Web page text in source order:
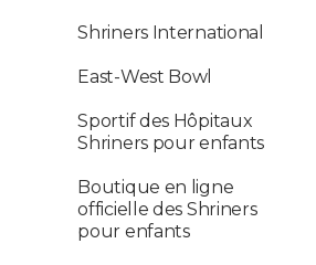
Shriners International
East-West Bowl
Sportif des Hôpitaux
Shriners pour enfants
Boutique en ligne
officielle des Shriners
pour enfants